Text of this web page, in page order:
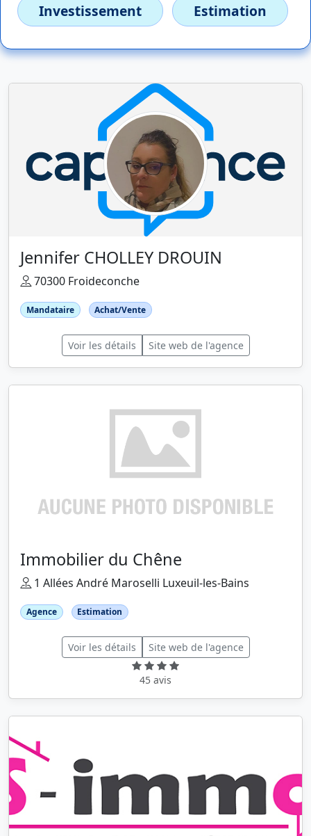
Investissement
Estimation
Jennifer CHOLLEY DROUIN
70300 Froideconche
Mandataire Achat/Vente
Voir les détails Site web de l'agence
Immobilier du Chêne
1 Allées André Maroselli Luxeuil-les-Bains
Agence Estimation
Voir les détails Site web de l'agence
45 avis